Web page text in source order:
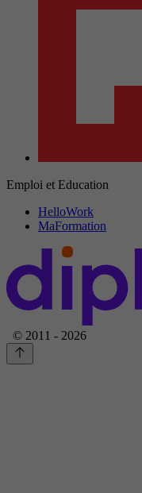
Emploi et Education
HelloWork
MaFormation
© 2011 - 2026